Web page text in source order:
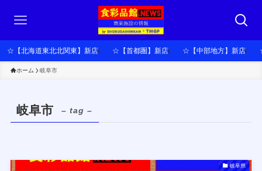
☆【北海道東北北関東】新店 ☆【首都圏】新店 ☆【中部地方】新店
ホーム 岐阜市
岐阜市 – tag –
岐阜県